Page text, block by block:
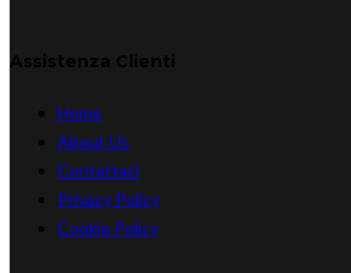
Home
About Us
Contattaci
Privacy Policy
Cookie Policy